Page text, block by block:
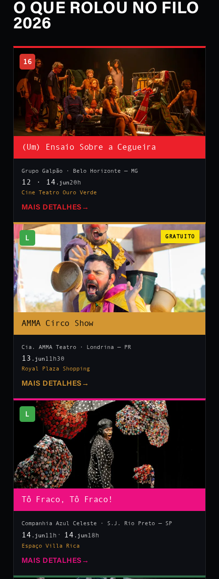
O QUE ROLOU NO FILO
2026
16
(Um) Ensaio Sobre a Cegueira
Grupo Galpão · Belo Horizonte — MG
12 · 14 .jun20h
Cine Teatro Ouro Verde
MAIS DETALHES →
L GRATUITO
AMMA Circo Show
Cia. AMMA Teatro · Londrina — PR
13 .jun 11h30
Royal Plaza Shopping
MAIS DETALHES →
L
Tô Fraco, Tô Fraco!
Companhia Azul Celeste · S.J. Rio Preto — SP
14 .jun 11h 14 .jun 18h
Espaço Villa Rica
MAIS DETALHES →